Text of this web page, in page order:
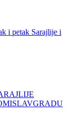
i petak Sarajlije i